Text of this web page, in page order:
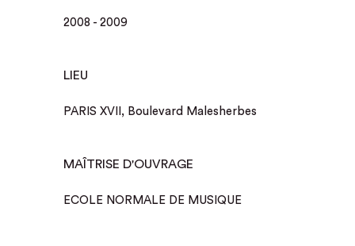
2008 - 2009
LIEU
PARIS XVII, Boulevard Malesherbes
MAÎTRISE D'OUVRAGE
ECOLE NORMALE DE MUSIQUE